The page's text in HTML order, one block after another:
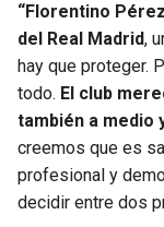
“Florentino
del Real Madrid,
hay que proteger.
todo. El club
también a medio
creemos que es
profesional y
decidir entre dos